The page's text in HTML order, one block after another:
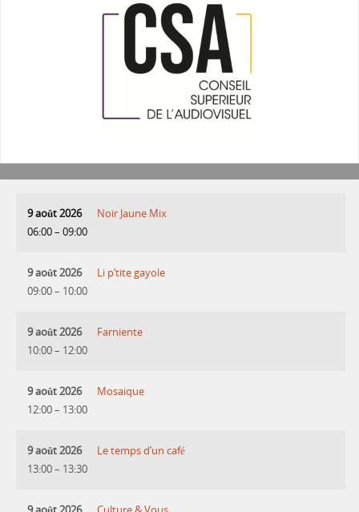
9 août 2026
06:00– 09:00
Noir Jaune Mix
9 août 2026
09:00– 10:00
Li p’tite gayole
9 août 2026
10:00– 12:00
Farniente
9 août 2026
12:00– 13:00
Mosaique
9 août 2026
13:00– 13:30
Le temps d’un café